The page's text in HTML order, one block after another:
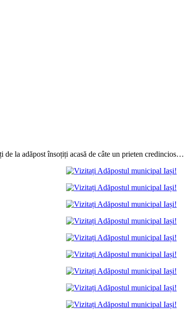
la adăpost însoțiți acasă de câte un prieten credincios…